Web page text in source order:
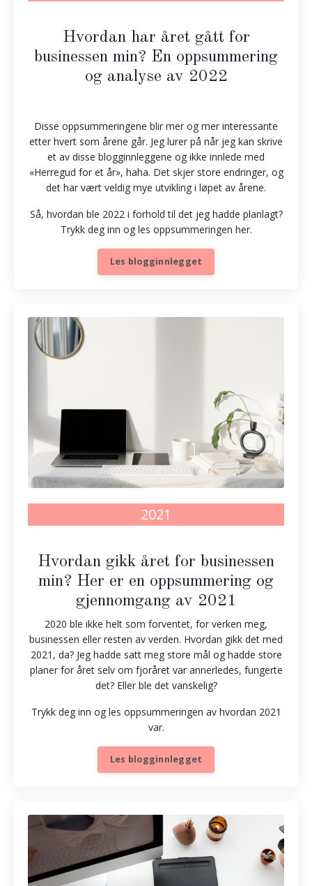
Hvordan har året gått for
businessen min? En oppsummering
og analyse av 2022
Disse oppsummeringene blir mer og mer interessante
etter hvert som årene går. Jeg lurer på når jeg kan skrive
et av disse blogginnleggene og ikke innlede med
«Herregud for et år», haha. Det skjer store endringer, og
det har vært veldig mye utvikling i løpet av årene.
Så, hvordan ble 2022 i forhold til det jeg hadde planlagt?
Trykk deg inn og les oppsummeringen her.
Les blogginnlegget
2021
Hvordan gikk året for businessen
min? Her er en oppsummering og
gjennomgang av 2021
2020 ble ikke helt som forventet, for verken meg,
businessen eller resten av verden. Hvordan gikk det med
2021, da? Jeg hadde satt meg store mål og hadde store
planer for året selv om fjoråret var annerledes, fungerte
det? Eller ble det vanskelig?
Trykk deg inn og les oppsummeringen av hvordan 2021
var.
Les blogginnlegget